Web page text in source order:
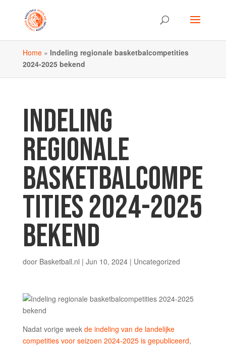
Home» Indeling regionale basketbalcompetities
2024-2025 bekend
INDELING
REGIONALE
BASKETBALCOMPE
TITIES 2024-2025
BEKEND
door Basketball.nl | Jun 10, 2024| Uncategorized
Nadat vorige week de indeling van de landelijke
competities voor seizoen 2024-2025 is gepubliceerd,